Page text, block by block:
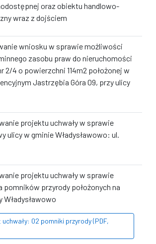
oraz obiektu handlowo-
wraz z dojściem
wniosku w sprawie możliwości
zasobu praw do nieruchomości
2/4 o powierzchni 114m2 położonej w
Jastrzębia Góra 09, przy ulicy
projektu uchwały w sprawie
ulicy w gminie Władysławowo: ul.
projektu uchwały w sprawie
pomników przyrody położonych na
Władysławowo
02 pomniki przyrody (PDF,